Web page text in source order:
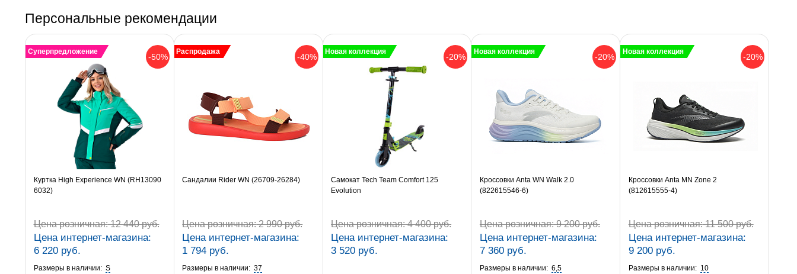
Персональные рекомендации
-50%
Суперпредложение
Куртка High Experience WN (RH13090
6032)
Цена розничная:12 440 руб.
Цена интернет-магазина:
6 220 руб.
Размеры в наличии: S
-40%
Распродажа
Сандалии Rider WN (26709-26284)
Цена розничная:2 990 руб.
Цена интернет-магазина:
1 794 руб.
Размеры в наличии: 37
-20%
Новая коллекция
Самокат Tech Team Comfort 125
Evolution
Цена розничная:4 400 руб.
Цена интернет-магазина:
3 520 руб.
-20%
Новая коллекция
Кроссовки Anta WN Walk 2.0
(822615546-6)
Цена розничная:9 200 руб.
Цена интернет-магазина:
7 360 руб.
Размеры в наличии: 6,5
-20%
Новая коллекция
Кроссовки Anta MN Zone 2
(812615555-4)
Цена розничная:11 500 руб.
Цена интернет-магазина:
9 200 руб.
Размеры в наличии: 10